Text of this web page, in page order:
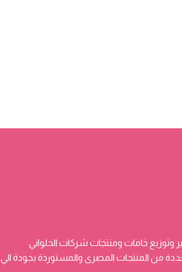
خامات ومنتجات شركات الحلواني
منتجات متعددة من المنتجات المصرى والمستوردة بجودة الي